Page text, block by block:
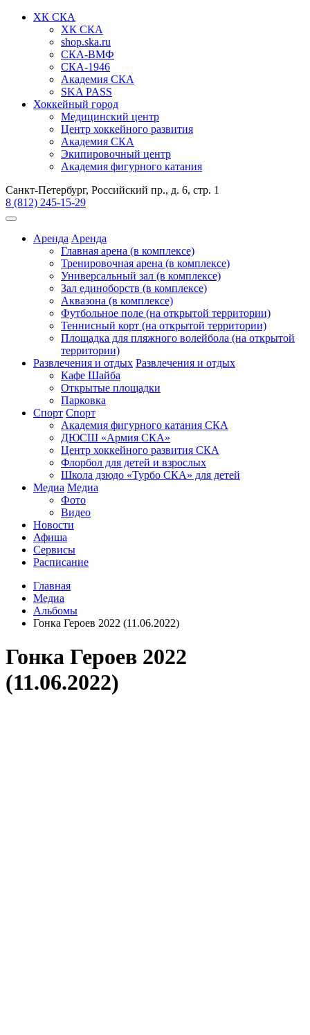
ХК СКА
ХК СКА
shop.ska.ru
СКА-ВМФ
СКА-1946
Академия СКА
SKA PASS
Хоккейный город
Медицинский центр
Центр хоккейного развития
Академия СКА
Экипировочный центр
Академия фигурного катания
Санкт-Петербург, Российский пр., д. 6, стр. 1
8 (812) 245-15-29
Аренда Аренда
Главная арена (в комплексе)
Тренировочная арена (в комплексе)
Универсальный зал (в комплексе)
Зал единоборств (в комплексе)
Аквазона (в комплексе)
Футбольное поле (на открытой территории)
Теннисный корт (на открытой территории)
Площадка для пляжного волейбола (на открытой
территории)
Развлечения и отдых Развлечения и отдых
Кафе Шайба
Открытые площадки
Парковка
Спорт Спорт
Академия фигурного катания СКА
ДЮСШ «Армия СКА»
Центр хоккейного развития СКА
Флорбол для детей и взрослых
Школа дзюдо «Турбо СКА» для детей
Медиа Медиа
Фото
Видео
Новости
Афиша
Сервисы
Расписание
Главная
Медиа
Альбомы
Гонка Героев 2022 (11.06.2022)
Гонка Героев 2022
(11.06.2022)